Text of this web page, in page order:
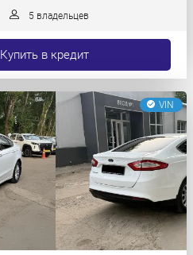
5 владельцев
Купить в кредит
VIN